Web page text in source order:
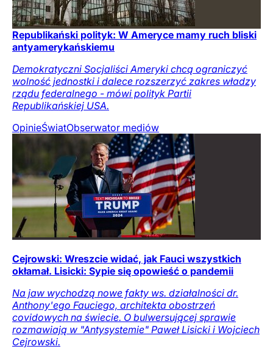
Republikański polityk: W Ameryce mamy ruch bliski
antyamerykańskiemu
Demokratyczni Socjaliści Ameryki chcą ograniczyć
wolność jednostki i dalece rozszerzyć zakres władzy
rządu federalnego - mówi polityk Partii
Republikańskiej USA.
OpinieŚwiatObserwator mediów
Cejrowski: Wreszcie widać, jak Fauci wszystkich
okłamał. Lisicki: Sypie się opowieść o pandemii
Na jaw wychodzą nowe fakty ws. działalności dr.
Anthony'ego Fauciego, architekta obostrzeń
covidowych na świecie. O bulwersującej sprawie
rozmawiają w "Antysystemie" Paweł Lisicki i Wojciech
Cejrowski.